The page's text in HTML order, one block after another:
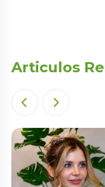
Articulos